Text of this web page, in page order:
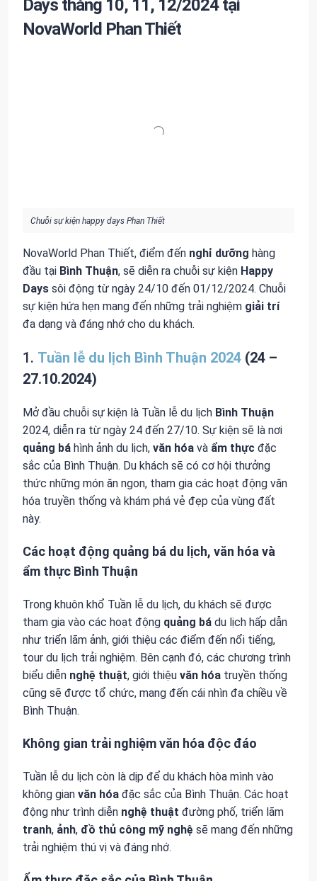
Days tháng 10, 11, 12/2024 tại
NovaWorld Phan Thiết
Chuỗi sự kiện happy days Phan Thiết
NovaWorld Phan Thiết, điểm đến nghỉ dưỡng hàng
đầu tại Bình Thuận, sẽ diễn ra chuỗi sự kiện Happy
Days sôi động từ ngày 24/10 đến 01/12/2024. Chuỗi
sự kiện hứa hẹn mang đến những trải nghiệm giải trí
đa dạng và đáng nhớ cho du khách.
1. Tuần lễ du lịch Bình Thuận 2024 (24 –
27.10.2024)
Mở đầu chuỗi sự kiện là Tuần lễ du lịch Bình Thuận
2024, diễn ra từ ngày 24 đến 27/10. Sự kiện sẽ là nơi
quảng bá hình ảnh du lịch, văn hóa và ẩm thực đặc
sắc của Bình Thuận. Du khách sẽ có cơ hội thưởng
thức những món ăn ngon, tham gia các hoạt động văn
hóa truyền thống và khám phá vẻ đẹp của vùng đất
này.
Các hoạt động quảng bá du lịch, văn hóa và
ẩm thực Bình Thuận
Trong khuôn khổ Tuần lễ du lịch, du khách sẽ được
tham gia vào các hoạt động quảng bá du lịch hấp dẫn
như triển lãm ảnh, giới thiệu các điểm đến nổi tiếng,
tour du lịch trải nghiệm. Bên cạnh đó, các chương trình
biểu diễn nghệ thuật, giới thiệu văn hóa truyền thống
cũng sẽ được tổ chức, mang đến cái nhìn đa chiều về
Bình Thuận.
Không gian trải nghiệm văn hóa độc đáo
Tuần lễ du lịch còn là dịp để du khách hòa mình vào
không gian văn hóa đặc sắc của Bình Thuận. Các hoạt
động như trình diễn nghệ thuật đường phố, triển lãm
tranh, ảnh, đồ thủ công mỹ nghệ sẽ mang đến những
trải nghiệm thú vị và đáng nhớ.